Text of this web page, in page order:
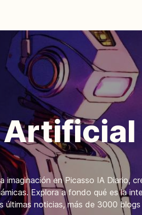
imaginación en Picasso IA Diario,
Explora a fondo qué es la
últimas noticias, más de 3000